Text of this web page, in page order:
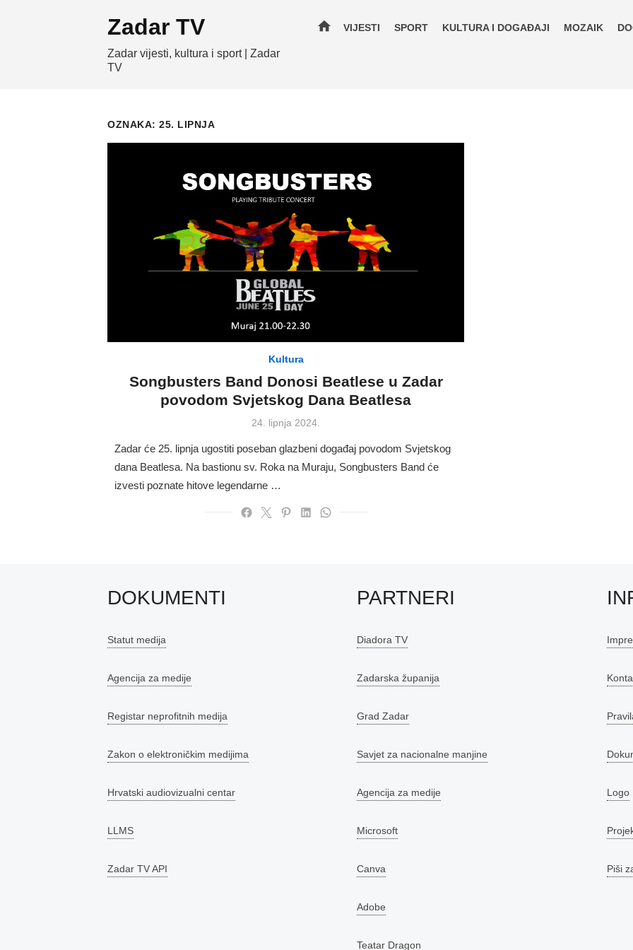
Zadar TV
Zadar vijesti, kultura i sport | Zadar
TV
home VIJESTI SPORT KULTURA I DOGAĐAJI MOZAIK
OZNAKA: 25. LIPNJA
Kultura
Songbusters Band Donosi Beatlese u Zadar
povodom Svjetskog Dana Beatlesa
Posted
24. lipnja 2024.
Zadar će 25. lipnja ugostiti poseban glazbeni događaj povodom Svjetskog
dana Beatlesa. Na bastionu sv. Roka na Muraju, Songbusters Band će
izvesti poznate hitove legendarne …
DOKUMENTI
Statut medija
Agencija za medije
Registar neprofitnih medija
Zakon o elektroničkim medijima
Hrvatski audiovizualni centar
LLMS
Zadar TV API
PARTNERI
Diadora TV
Zadarska županija
Grad Zadar
Savjet za nacionalne manjine
Agencija za medije
Microsoft
Canva
Adobe
Teatar Dragon
Logo
Piši